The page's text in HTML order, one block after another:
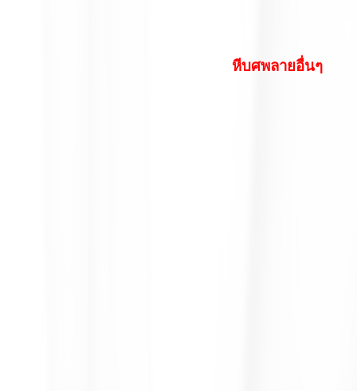
หีบศพลายอื่นๆ